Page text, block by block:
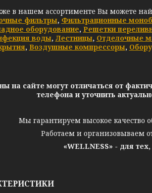
в нашем ассортименте Вы можете
фильтры, Фильтрационные
оборудование, Решетки
воды, Лестницы, Отделочные
, Воздушные компрессоры,
на сайте могут отличаться от
телефона и уточнить
Мы гарантируем высокое качество
Работаем и организовываем
«WELLNESS» - для